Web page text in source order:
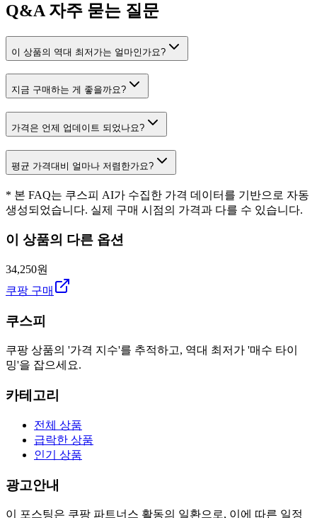
Q&A 자주 묻는 질문
이 상품의 역대 최저가는 얼마인가요?
지금 구매하는 게 좋을까요?
가격은 언제 업데이트 되었나요?
평균 가격대비 얼마나 저렴한가요?
* 본 FAQ는 쿠스피 AI가 수집한 가격 데이터를 기반으로 자동
생성되었습니다. 실제 구매 시점의 가격과 다를 수 있습니다.
이 상품의 다른 옵션
34,250원
쿠팡 구매
쿠스피
쿠팡 상품의 '가격 지수'를 추적하고, 역대 최저가 '매수 타이
밍'을 잡으세요.
카테고리
전체 상품
급락한 상품
인기 상품
광고안내
이 포스팅은 쿠팡 파트너스 활동의 일환으로, 이에 따른 일정